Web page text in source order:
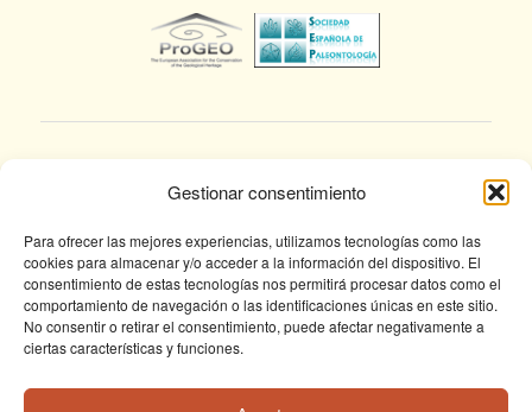
Gestionar consentimiento
Para ofrecer las mejores experiencias, utilizamos tecnologías como las
cookies para almacenar y/o acceder a la información del dispositivo. El
consentimiento de estas tecnologías nos permitirá procesar datos como el
comportamiento de navegación o las identificaciones únicas en este sitio.
No consentir o retirar el consentimiento, puede afectar negativamente a
ciertas características y funciones.
© Fundación Conjunto Paleontológico de Teruel
- Dinópolis 2025
Avda. Sagunto s/n, 44002 TERUEL,
Tlf: +34 978 61 76 30, email: